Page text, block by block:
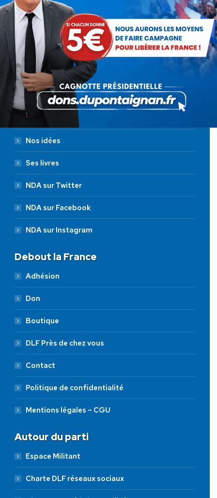
Nous contacter
PAR FORMULAIRE
Nicolas Dupont-Aignan
Qui est-il ?
Nos idées
Ses livres
NDA sur Twitter
NDA sur Facebook
NDA sur Instagram
Debout la France
Adhésion
Don
Boutique
DLF Près de chez vous
Contact
Politique de confidentialité
Mentions légales – CGU
Autour du parti
Espace Militant
Charte DLF réseaux sociaux